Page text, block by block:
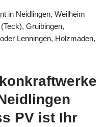
in Neidlingen, Weilheim
Gruibingen,
Lenningen, Holzmaden,
PV ist Ihr